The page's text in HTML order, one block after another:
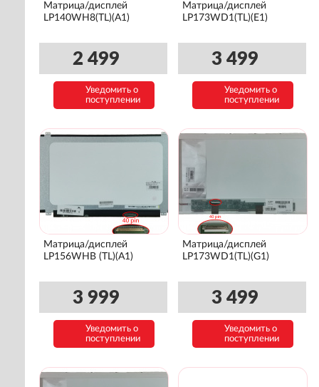
Матрица/дисплей
LP140WH8(TL)(A1)
2 499
Уведомить о
поступлении
Матрица/дисплей
LP173WD1(TL)(E1)
3 499
Уведомить о
поступлении
Матрица/дисплей
LP156WHB (TL)(A1)
3 999
Уведомить о
поступлении
Матрица/дисплей
LP173WD1(TL)(G1)
3 499
Уведомить о
поступлении